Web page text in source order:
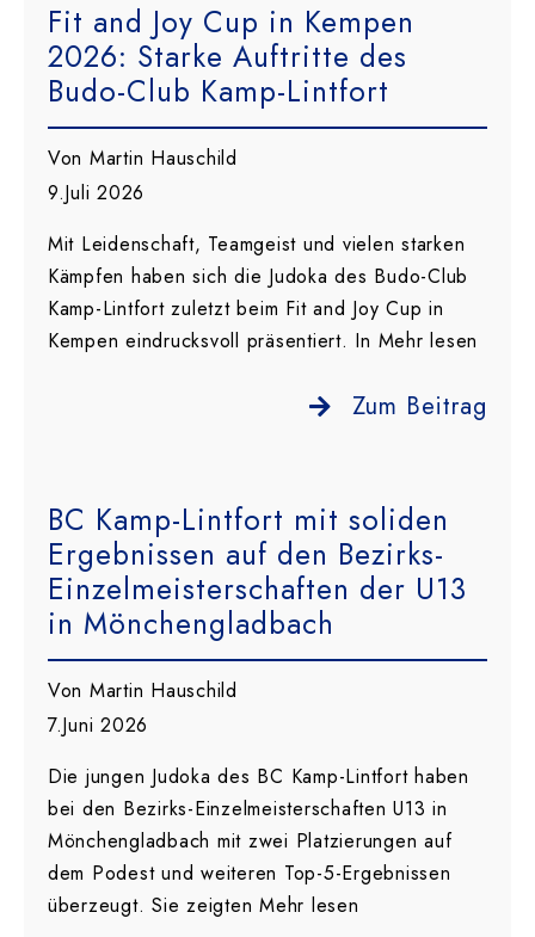
Fit and Joy Cup in Kempen
2026: Starke Auftritte des
Budo-Club Kamp-Lintfort
Von Martin Hauschild
9.Juli 2026
Mit Leidenschaft, Teamgeist und vielen starken
Kämpfen haben sich die Judoka des Budo-Club
Kamp-Lintfort zuletzt beim Fit and Joy Cup in
Kempen eindrucksvoll präsentiert. In Mehr lesen
Zum Beitrag
BC Kamp-Lintfort mit soliden
Ergebnissen auf den Bezirks-
Einzelmeisterschaften der U13
in Mönchengladbach
Von Martin Hauschild
7.Juni 2026
Die jungen Judoka des BC Kamp-Lintfort haben
bei den Bezirks-Einzelmeisterschaften U13 in
Mönchengladbach mit zwei Platzierungen auf
dem Podest und weiteren Top-5-Ergebnissen
überzeugt. Sie zeigten Mehr lesen